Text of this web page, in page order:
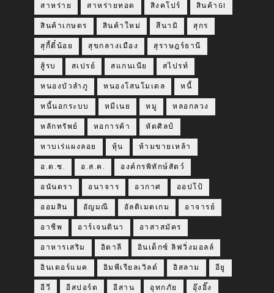
สาหร่าย สาหร่ายทอด สิงคโปร์ สินค้าGI
สินค้าเกษตร สินค้าใหม่ สึนามิ สุกร
สุกี้ตี๋น้อย สุขกลางเมือง สุราษฎร์ธานี
สู้รบ สเปรย์ สแกนเนีย สไปรท์
หนองบัวลำภู หนองโสนโมเดล หนี้
หนี้นอกระบบ หมีเนย หมู หลอกลวง
หลักทรัพย์ หอการค้า หัตศิลป์
หาบเร่แผงลอย หุ้น ห้ามขายเหล้า
อ.ต.ช. อ.ส.ค. องค์กรพิทักษ์สัตว์
อนันตรา อนาจาร อวกาศ ออปโป้
ออมสิน อัญมณี อัลติเมตเกม อาจารย์
อาชีพ อาร์เจนตินา อาสาสมัคร
อาหารเสริม อิตาลี อินเด็กซ์ ลิฟวิ่งมอลล์
อินเตอร์แมค อิมพีเรียลเวิลด์ อิสลาม อียู
อีวี อีสปอร์ต อีสาน อุทกภัย อุ๊งอิ๊ง